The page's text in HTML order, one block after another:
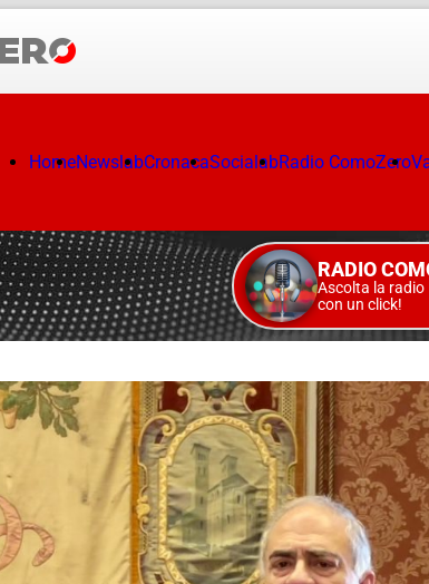
HomeNewslabCronacaSocialabRadio ComoZero
RADIO
Ascolta la radio
con un click!